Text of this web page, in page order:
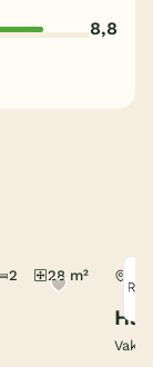
8,8
2 28 m²